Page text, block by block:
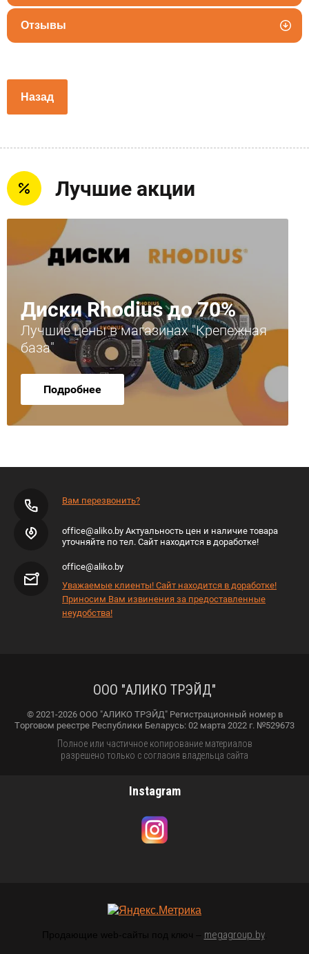
Отзывы
Назад
Лучшие акции
Диски Rhodius до 70%
Лучшие цены в магазинах "Крепежная
база"
Подробнее
Вам перезвонить?
office@aliko.by Актуальность цен и наличие товара
уточняйте по тел. Сайт находится в доработке!
office@aliko.by
Уважаемые клиенты! Сайт находится в доработке!
Приносим Вам извинения за предоставленные
неудобства!
ООО "АЛИКО ТРЭЙД"
© 2021-2026 ООО "АЛИКО ТРЭЙД" Регистрационный номер в
Торговом реестре Республики Беларусь: 02 марта 2022 г. №529673
Полное или частичное копирование материалов
разрешено только с согласия владельца сайта
Instagram
Продающие web-сайты под ключ – megagroup.by.